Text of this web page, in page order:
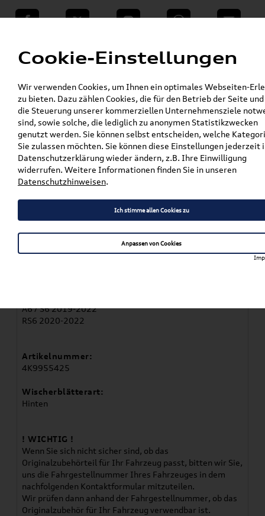
teilen Twitter Instagram WhatsApp E-Mail
VW Shop - VW Originalteile und Zubehör »
Audi Produkte » Audi Original Teile »
Wischerblätter » A6 / S6 / RS6 »
Audi A6/S6/RS6 (4K) Wischerblatt /
Scheibenwischer Hinten 4K9955425
Audi A6/S6/RS6 (4K)
Wischerblatt /
Scheibenwischer Hinten
4K9955425
A6 / S6 2019-2022
RS6 2020-2022
Artikelnummer:
4K9955425
Wischerblätterart:
Hinten
! WICHTIG !
Wenn Sie sich nicht sicher sind, ob das
Originalzubehörteil für Ihr Fahrzeug passt, bitten wir Sie,
uns die Fahrgestellnummer Ihres Fahrzeuges in dem
nachfolgenden Kontaktformular mitzuteilen.
Wir prüfen dann anhand der Fahrgestellnummer, ob das
Originalzubehör für Ihr Fahrzeug verwendbar ist.
Cookie-Einstellungen
Wir verwenden Cookies, um Ihnen ein optimales Webseiten-
zu bieten. Dazu zählen Cookies, die für den Betrieb der Seite
die Steuerung unserer kommerziellen Unternehmensziele
sind, sowie solche, die lediglich zu anonymen Statistikzwecken
genutzt werden. Sie können selbst entscheiden, welche
Sie zulassen möchten. Sie können diese Einstellungen jederzeit
Datenschutzerklärung wieder ändern, z.B. Ihre Einwilligung
widerrufen. Weitere Informationen finden Sie in unseren
Datenschutzhinweisen.
Ich stimme allen Cookies zu
Anpassen von Cookies